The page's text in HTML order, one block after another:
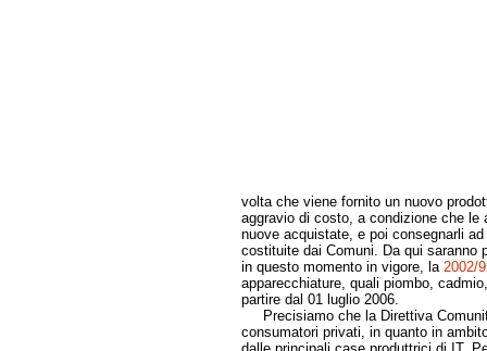
volta che viene fornito un nuovo
aggravio di costo, a condizione che le
nuove acquistate, e poi consegnarli
costituite dai Comuni. Da qui saranno
in questo momento in vigore, la 2002/
apparecchiature, quali piombo,
partire dal 01 luglio 2006.
Precisiamo che la Direttiva
consumatori privati, in quanto in